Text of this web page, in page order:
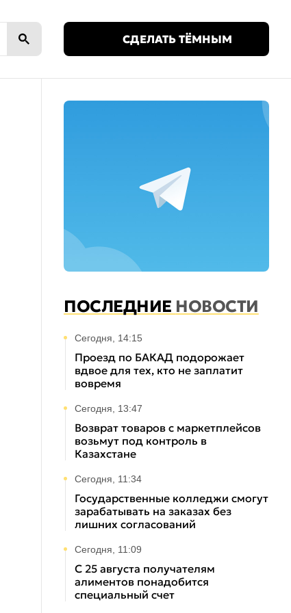
СДЕЛАТЬ ТЁМНЫМ
ПОСЛЕДНИЕ НОВОСТИ
Сегодня, 14:15
Проезд по БАКАД подорожает
вдвое для тех, кто не заплатит
вовремя
Сегодня, 13:47
Возврат товаров с маркетплейсов
возьмут под контроль в
Казахстане
Сегодня, 11:34
Государственные колледжи смогут
зарабатывать на заказах без
лишних согласований
Сегодня, 11:09
С 25 августа получателям
алиментов понадобится
специальный счет